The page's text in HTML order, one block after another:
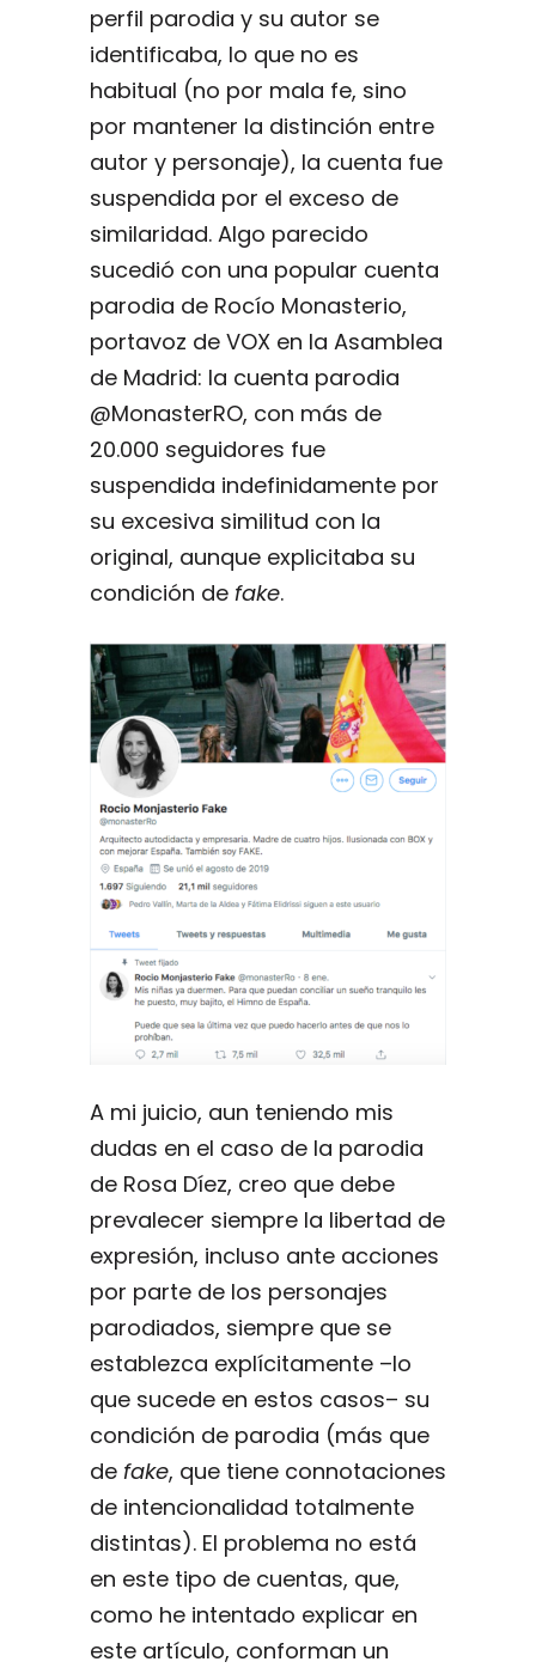
perfil parodia y su autor se
identificaba, lo que no es
habitual (no por mala fe, sino
por mantener la distinción entre
autor y personaje), la cuenta fue
suspendida por el exceso de
similaridad. Algo parecido
sucedió con una popular cuenta
parodia de Rocío Monasterio,
portavoz de VOX en la Asamblea
de Madrid: la cuenta parodia
@MonasterRO, con más de
20.000 seguidores fue
suspendida indefinidamente por
su excesiva similitud con la
original, aunque explicitaba su
condición de fake.
A mi juicio, aun teniendo mis
dudas en el caso de la parodia
de Rosa Díez, creo que debe
prevalecer siempre la libertad de
expresión, incluso ante acciones
por parte de los personajes
parodiados, siempre que se
establezca explícitamente –lo
que sucede en estos casos– su
condición de parodia (más que
de fake, que tiene connotaciones
de intencionalidad totalmente
distintas). El problema no está
en este tipo de cuentas, que,
como he intentado explicar en
este artículo, conforman un